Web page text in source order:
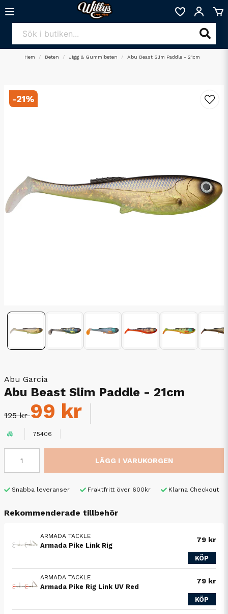
Hem Beten Jigg & Gummibeten Abu Beast Slim Paddle - 21cm
-21%
Abu Garcia
Abu Beast Slim Paddle - 21cm
125 kr99 kr
75406
LÄGG I VARUKORGEN
Snabba leveranser Fraktfritt över 600kr Klarna Checkout
Rekommenderade tillbehör
ARMADA TACKLE
Armada Pike Link Rig
79 kr
KÖP
ARMADA TACKLE
Armada Pike Rig Link UV Red
79 kr
KÖP